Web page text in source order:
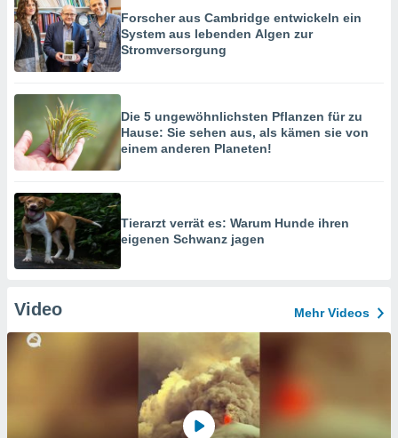
Forscher aus Cambridge entwickeln ein
System aus lebenden Algen zur
Stromversorgung
Die 5 ungewöhnlichsten Pflanzen für zu
Hause: Sie sehen aus, als kämen sie von
einem anderen Planeten!
Tierarzt verrät es: Warum Hunde ihren
eigenen Schwanz jagen
Video Mehr Videos